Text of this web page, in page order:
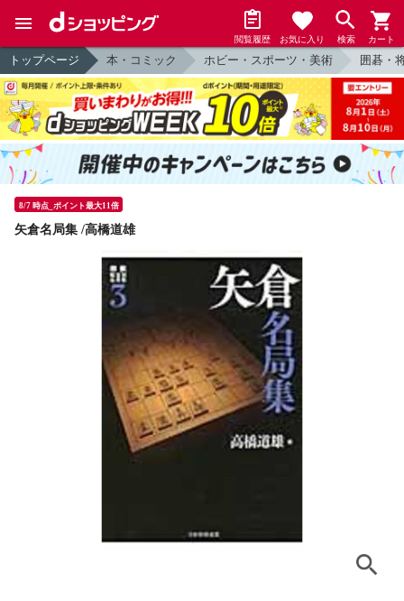
閲覧履歴 お気に入り 検索 カート
トップページ 本・コミック ホビー・スポーツ・美術 囲碁・
8/7 時点_ポイント最大11倍
矢倉名局集 /高橋道雄